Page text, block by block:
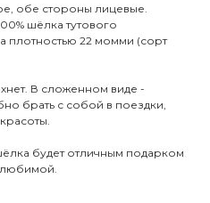
обе стороны лицевые.
шёлка тутового
плотностью 22 момми (сорт
В сложенном виде -
брать с собой в поездки,
будет отличным подарком